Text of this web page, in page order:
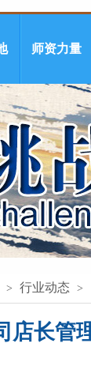
师资力量
> 行业动态 >
店长管